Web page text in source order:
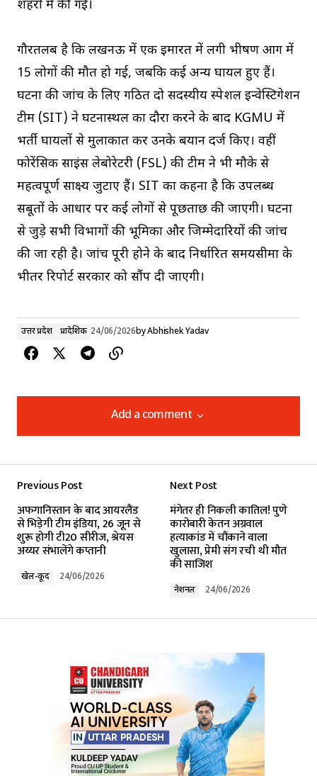
शहरों में की गई।
गौरतलब है कि लखनऊ में एक इमारत में लगी भीषण आग में
15 लोगों की मौत हो गई, जबकि कई अन्य घायल हुए हैं।
घटना की जांच के लिए गठित दो सदस्यीय स्पेशल इन्वेस्टिगेशन
टीम (SIT) ने घटनास्थल का दौरा करने के बाद KGMU में
भर्ती घायलों से मुलाकात कर उनके बयान दर्ज किए। वहीं
फोरेंसिक साइंस लेबोरेटरी (FSL) की टीम ने भी मौके से
महत्वपूर्ण साक्ष्य जुटाए हैं। SIT का कहना है कि उपलब्ध
सबूतों के आधार पर कई लोगों से पूछताछ की जाएगी। घटना
से जुड़े सभी विभागों की भूमिका और जिम्मेदारियों की जांच
की जा रही है। जांच पूरी होने के बाद निर्धारित समयसीमा के
भीतर रिपोर्ट सरकार को सौंप दी जाएगी।
उत्तर प्रदेश प्रादेशिक 24/06/2026byAbhishek Yadav
Add a comment
Add a comment
Required fields are marked*
Comment*
Your E-mail*
Submit Comment
Previous Post
अफगानिस्तान के बाद आयरलैंड
से भिड़ेगी टीम इंडिया, 26 जून से
शुरू होगी टी20 सीरीज, श्रेयस
अय्यर संभालेंगे कप्तानी
खेल-कूद 24/06/2026
Next Post
मंगेतर ही निकली कातिल! पुणे
कारोबारी केतन अग्रवाल
हत्याकांड में चौंकाने वाला
खुलासा, प्रेमी संग रची थी मौत
की साजिश
नेशनल 24/06/2026